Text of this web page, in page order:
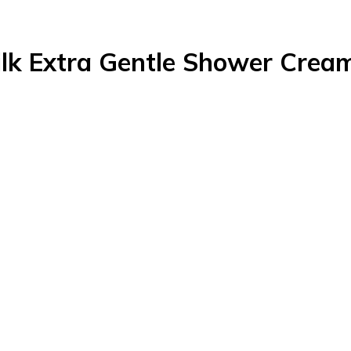
Extra Gentle Shower